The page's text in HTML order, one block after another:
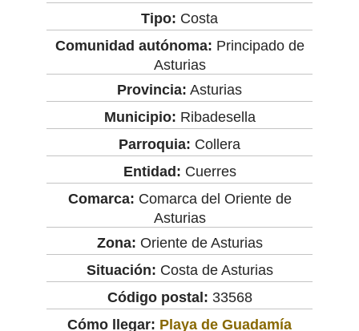
Tipo: Costa
Comunidad autónoma: Principado de
Asturias
Provincia: Asturias
Municipio: Ribadesella
Parroquia: Collera
Entidad: Cuerres
Comarca: Comarca del Oriente de
Asturias
Zona: Oriente de Asturias
Situación: Costa de Asturias
Código postal: 33568
Cómo llegar: Playa de Guadamía